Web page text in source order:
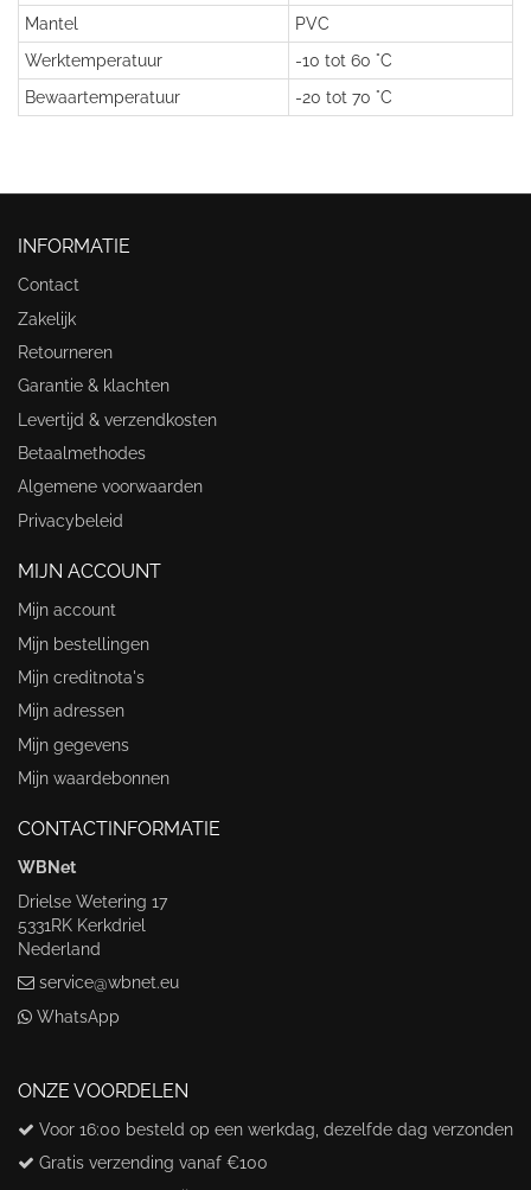
Mantel
PVC
Werktemperatuur
-10 tot 60 °C
Bewaartemperatuur
-20 tot 70 °C
INFORMATIE
Contact
Zakelijk
Retourneren
Garantie & klachten
Levertijd & verzendkosten
Betaalmethodes
Algemene voorwaarden
Privacybeleid
MIJN ACCOUNT
Mijn account
Mijn bestellingen
Mijn creditnota's
Mijn adressen
Mijn gegevens
Mijn waardebonnen
CONTACTINFORMATIE
WBNet
Drielse Wetering 17
5331RK Kerkdriel
Nederland
service@wbnet.eu
WhatsApp
ONZE VOORDELEN
Voor 16:00 besteld op een werkdag, dezelfde dag verzonden
Gratis verzending vanaf €100